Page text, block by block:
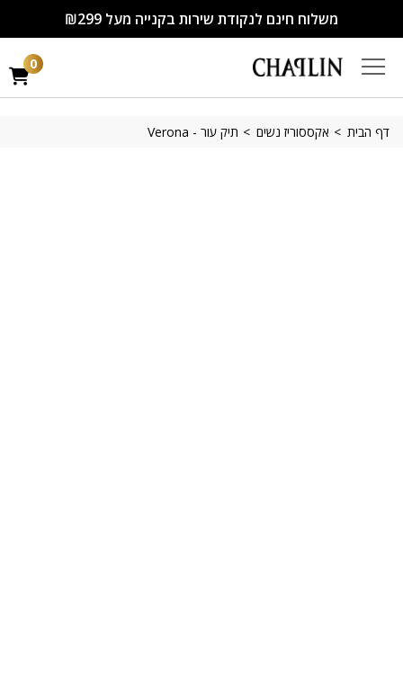
משלוח חינם לנקודת שירות בקנייה מעל ₪299
0
דף הבית אקססוריז נשים תיק עור - Verona